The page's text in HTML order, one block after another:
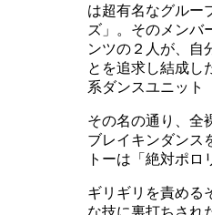
は超有名なグルー
ズ」。そのメンバ
ンツの２人が、自
とを追求し結成し
系ダンスユニット
その名の通り、全
ブレイキンダンス
トーは「絶対ポロ
ギリギリを責める
な技に裏打ちされ